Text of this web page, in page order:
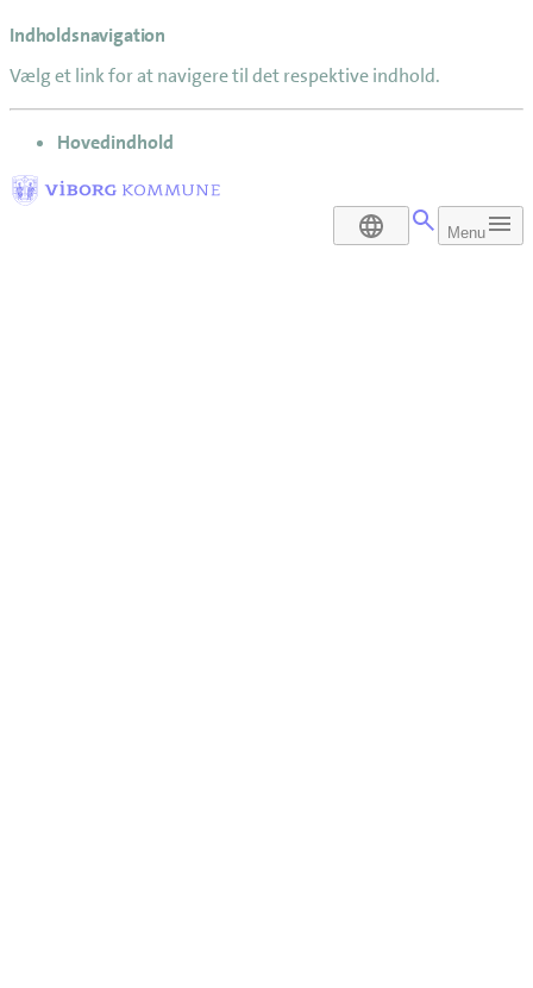
Indholdsnavigation
Vælg et link for at navigere til det respektive indhold.
gå til
Hovedindhold
DA Menu